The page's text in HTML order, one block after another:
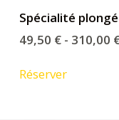
Spécialité
49,50 €- 310,00
Réserver